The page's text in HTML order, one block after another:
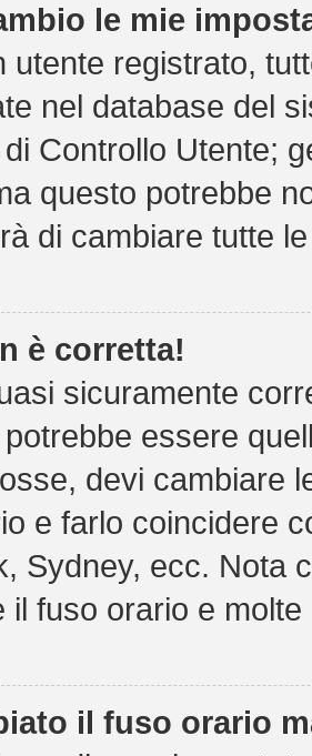
le mie
utente registrato,
nel database del
Controllo Utente;
questo potrebbe
di cambiare tutte
è corretta!
sicuramente
essere
devi cambiare
e farlo coincidere
Sydney, ecc. Nota
il fuso orario e
il fuso orario